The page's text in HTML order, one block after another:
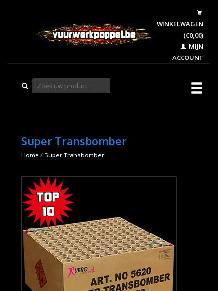
WINKELWAGEN
(€0,00)
MIJN
ACCOUNT
Super Transbomber
Home / Super Transbomber